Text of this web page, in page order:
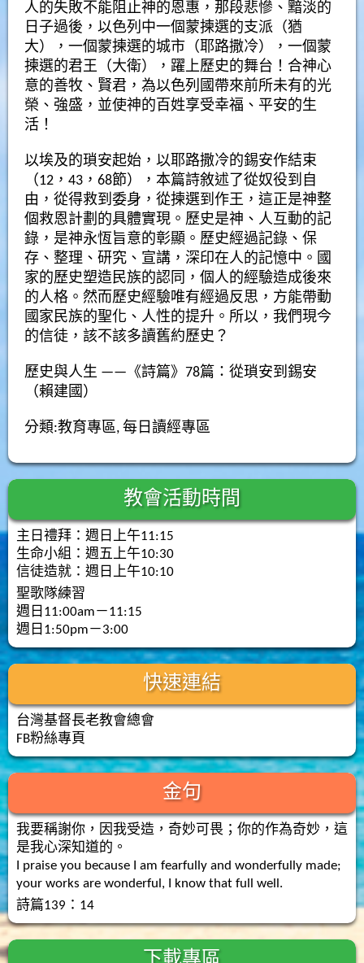
人的失敗不能阻止神的恩惠，那段悲慘、黯淡的
日子過後，以色列中一個蒙揀選的支派（猶
大），一個蒙揀選的城市（耶路撒冷），一個蒙
揀選的君王（大衛），躍上歷史的舞台！合神心
意的善牧、賢君，為以色列國帶來前所未有的光
榮、強盛，並使神的百姓享受幸福、平安的生
活！
以埃及的瑣安起始，以耶路撒冷的錫安作結束
（12，43，68節），本篇詩敘述了從奴役到自
由，從得救到委身，從揀選到作王，這正是神整
個救恩計劃的具體實現。歷史是神、人互動的記
錄，是神永恆旨意的彰顯。歷史經過記錄、保
存、整理、研究、宣講，深印在人的記憶中。國
家的歷史塑造民族的認同，個人的經驗造成後來
的人格。然而歷史經驗唯有經過反思，方能帶動
國家民族的聖化、人性的提升。所以，我們現今
的信徒，該不該多讀舊約歷史？
歷史與人生 ——《詩篇》78篇：從瑣安到錫安
（賴建國）
分類:教育專區, 每日讀經專區
教會活動時間
主日禮拜：週日上午11:15
生命小組：週五上午10:30
信徒造就：週日上午10:10
聖歌隊練習
週日11:00am－11:15
週日1:50pm－3:00
快速連結
台灣基督長老教會總會
FB粉絲專頁
金句
我要稱謝你，因我受造，奇妙可畏；你的作為奇妙，這
是我心深知道的。
I praise you because I am fearfully and wonderfully made;
your works are wonderful, I know that full well.
詩篇139：14